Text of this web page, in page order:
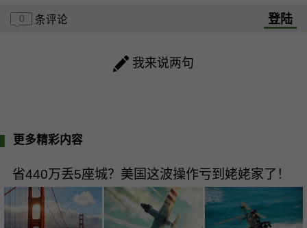
0 条评论 登陆
我来说两句
更多精彩内容
省440万丢5座城？美国这波操作亏到姥姥家了！